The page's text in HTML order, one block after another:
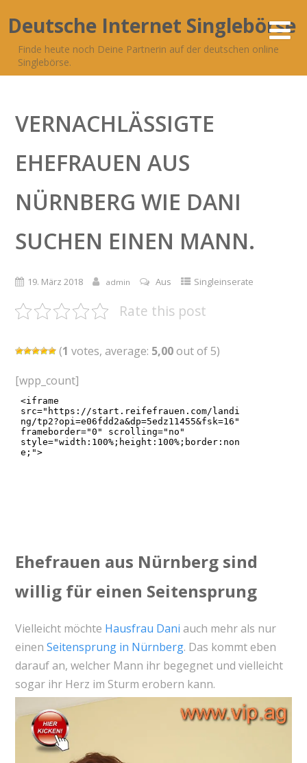
Deutsche Internet Singlebörse
Finde heute noch Deine Partnerin auf der deutschen online
Singlebörse.
VERNACHLÄSSIGTE
EHEFRAUEN AUS
NÜRNBERG WIE DANI
SUCHEN EINEN MANN.
19. März 2018 admin Aus Singleinserate
Rate this post
(1 votes, average: 5,00out of 5)
[wpp_count]
Ehefrauen aus Nürnberg sind
willig für einen Seitensprung
Vielleicht möchte Hausfrau Dani auch mehr als nur
einen Seitensprung in Nürnberg. Das kommt eben
darauf an, welcher Mann ihr begegnet und vielleicht
sogar ihr Herz im Sturm erobern kann.